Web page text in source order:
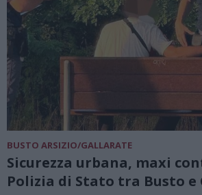
BUSTO ARSIZIO/GALLARATE
Sicurezza urbana, maxi
Polizia di Stato tra Busto